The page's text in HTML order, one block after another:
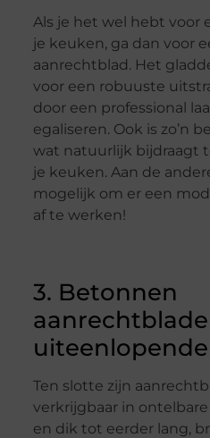
Als je het wel hebt voor
je keuken, ga dan voor
aanrechtblad. Het
voor een robuuste
door een professional
egaliseren. Ook is zo’n
wat natuurlijk bijdraagt
je keuken. Aan de
mogelijk om er een
af te werken!
3. Betonnen
Ten slotte zijn
verkrijgbaar in
en dik tot eerder lang,